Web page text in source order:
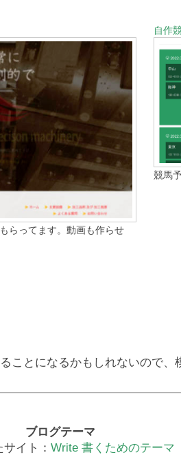
らってます。動画も作らせ
自作
競馬
ことになるかもしれないので
ブログテーマ
イト： Write 書くためのテーマ